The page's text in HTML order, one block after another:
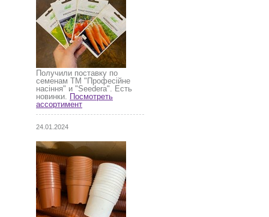
Получили поставку по
семенам ТМ "Професійне
насіння" и "Seedera". Есть
новинки. Посмотреть
ассортимент
24.01.2024